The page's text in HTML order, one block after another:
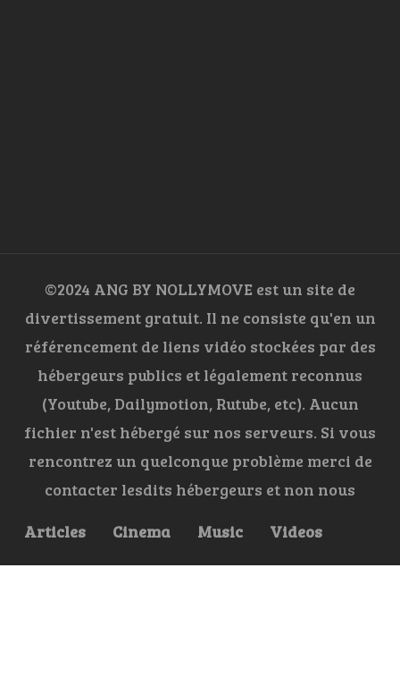
©2024 ANG BY NOLLYMOVE est un site de
divertissement gratuit. Il ne consiste qu'en un
référencement de liens vidéo stockées par des
hébergeurs publics et légalement reconnus
(Youtube, Dailymotion, Rutube, etc). Aucun
fichier n'est hébergé sur nos serveurs. Si vous
rencontrez un quelconque problème merci de
contacter lesdits hébergeurs et non nous
Articles
Cinema Music Videos